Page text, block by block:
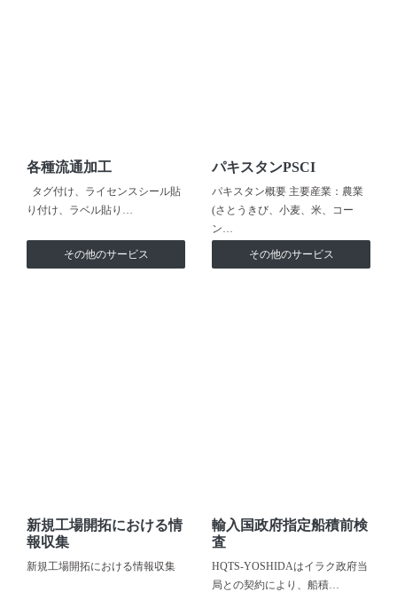
各種流通加工
タグ付け、ライセンスシール貼
り付け、ラベル貼り…
その他のサービス
パキスタンPSCI
パキスタン概要 主要産業：農業
(さとうきび、小麦、米、コー
ン…
その他のサービス
新規工場開拓における情
報収集
新規工場開拓における情報収集
輸入国政府指定船積前検
査
HQTS-YOSHIDAはイラク政府当
局との契約により、船積…